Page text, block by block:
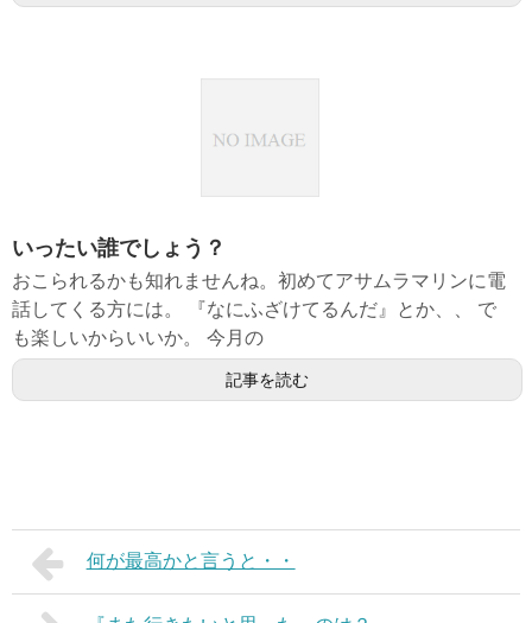
いったい誰でしょう？
おこられるかも知れませんね。初めてアサムラマリンに電
話してくる方には。 『なにふざけてるんだ』とか、、 で
も楽しいからいいか。 今月の
記事を読む
何が最高かと言うと・・